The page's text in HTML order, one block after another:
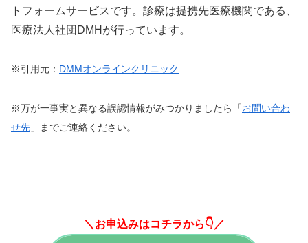
トフォームサービスです。診療は提携先医療機関である、
医療法人社団DMHが行っています。
※引用元： DMMオンラインクリニック
※万が一事実と異なる誤認情報がみつかりましたら「お問い合わ
せ先 」までご連絡ください。
＼お申込みはコチラから👇／